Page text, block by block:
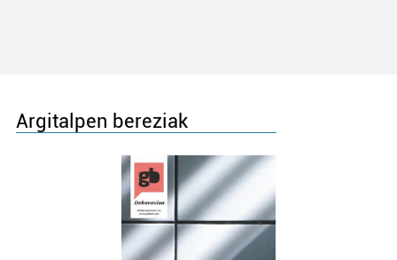
Argitalpen bereziak